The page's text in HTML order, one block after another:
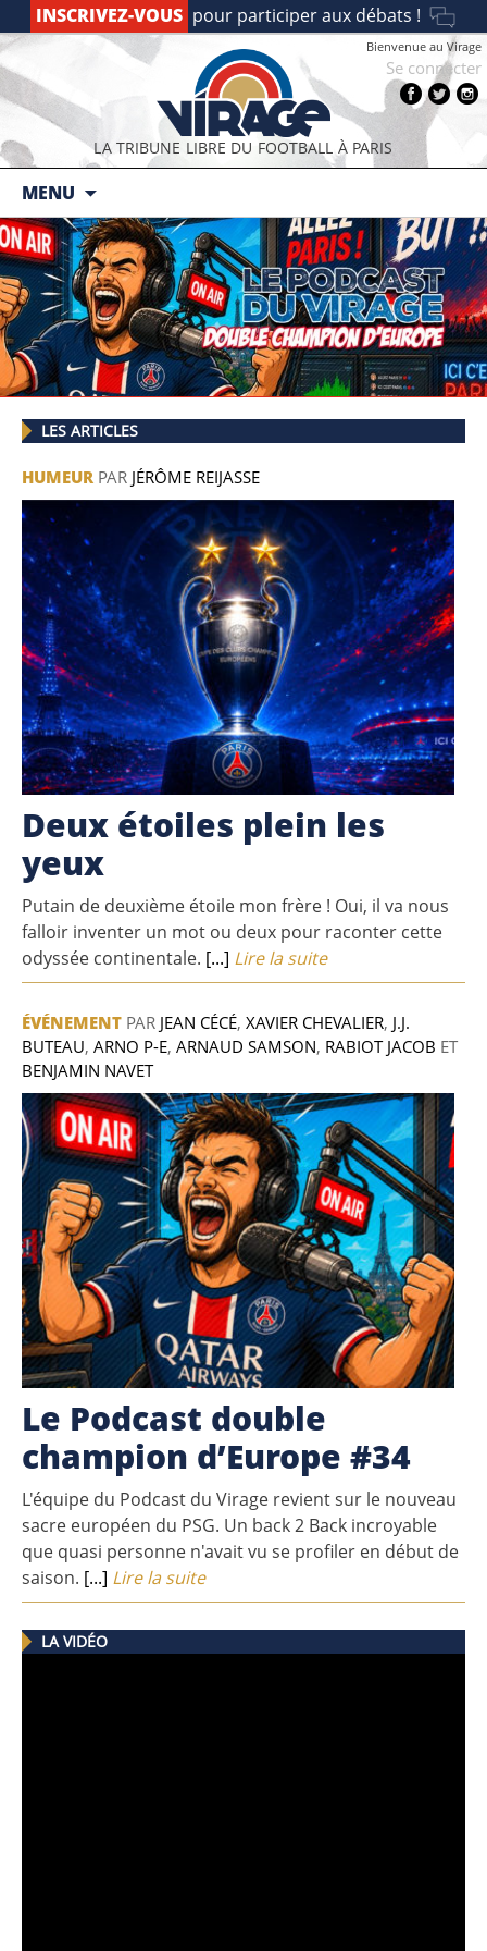
INSCRIVEZ-VOUS pour participer aux débats !
LA TRIBUNE LIBRE DU FOOTBALL À PARIS
Bienvenue au Virage
Se connecter
MENU
Aller au contenu principal
LES ARTICLES
HUMEUR PAR JÉRÔME REIJASSE
Deux étoiles plein les
yeux
Putain de deuxième étoile mon frère ! Oui, il va nous
falloir inventer un mot ou deux pour raconter cette
odyssée continentale. [...] Lire la suite
ÉVÉNEMENT PAR JEAN CÉCÉ, XAVIER CHEVALIER, J.J.
BUTEAU, ARNO P-E, ARNAUD SAMSON, RABIOT JACOB ET
BENJAMIN NAVET
Le Podcast double
champion d’Europe #34
L'équipe du Podcast du Virage revient sur le nouveau
sacre européen du PSG. Un back 2 Back incroyable
que quasi personne n'avait vu se profiler en début de
saison. [...] Lire la suite
LA VIDÉO